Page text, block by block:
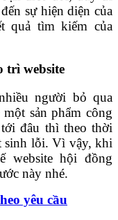
sự hiện diện của
quả tìm kiếm của
trì website
người bỏ qua
sản phẩm công
đâu thì theo thời
sinh lỗi.Vì vậy, khi
website hội đồng
này nhé.
yêu cầu